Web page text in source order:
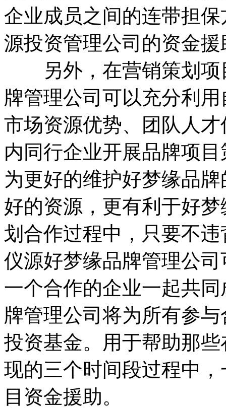
企业成员之间的连带担
源投资管理公司的资金援
另外，在营销策划项
牌管理公司可以充分利
市场资源优势、团队人
内同行企业开展品牌项
为更好的维护好梦缘品
好的资源，更有利于好
划合作过程中，只要不
仪源好梦缘品牌管理公
一个合作的企业一起共
牌管理公司将为所有参
投资基金。用于帮助那
现的三个时间段过程中
目资金援助。